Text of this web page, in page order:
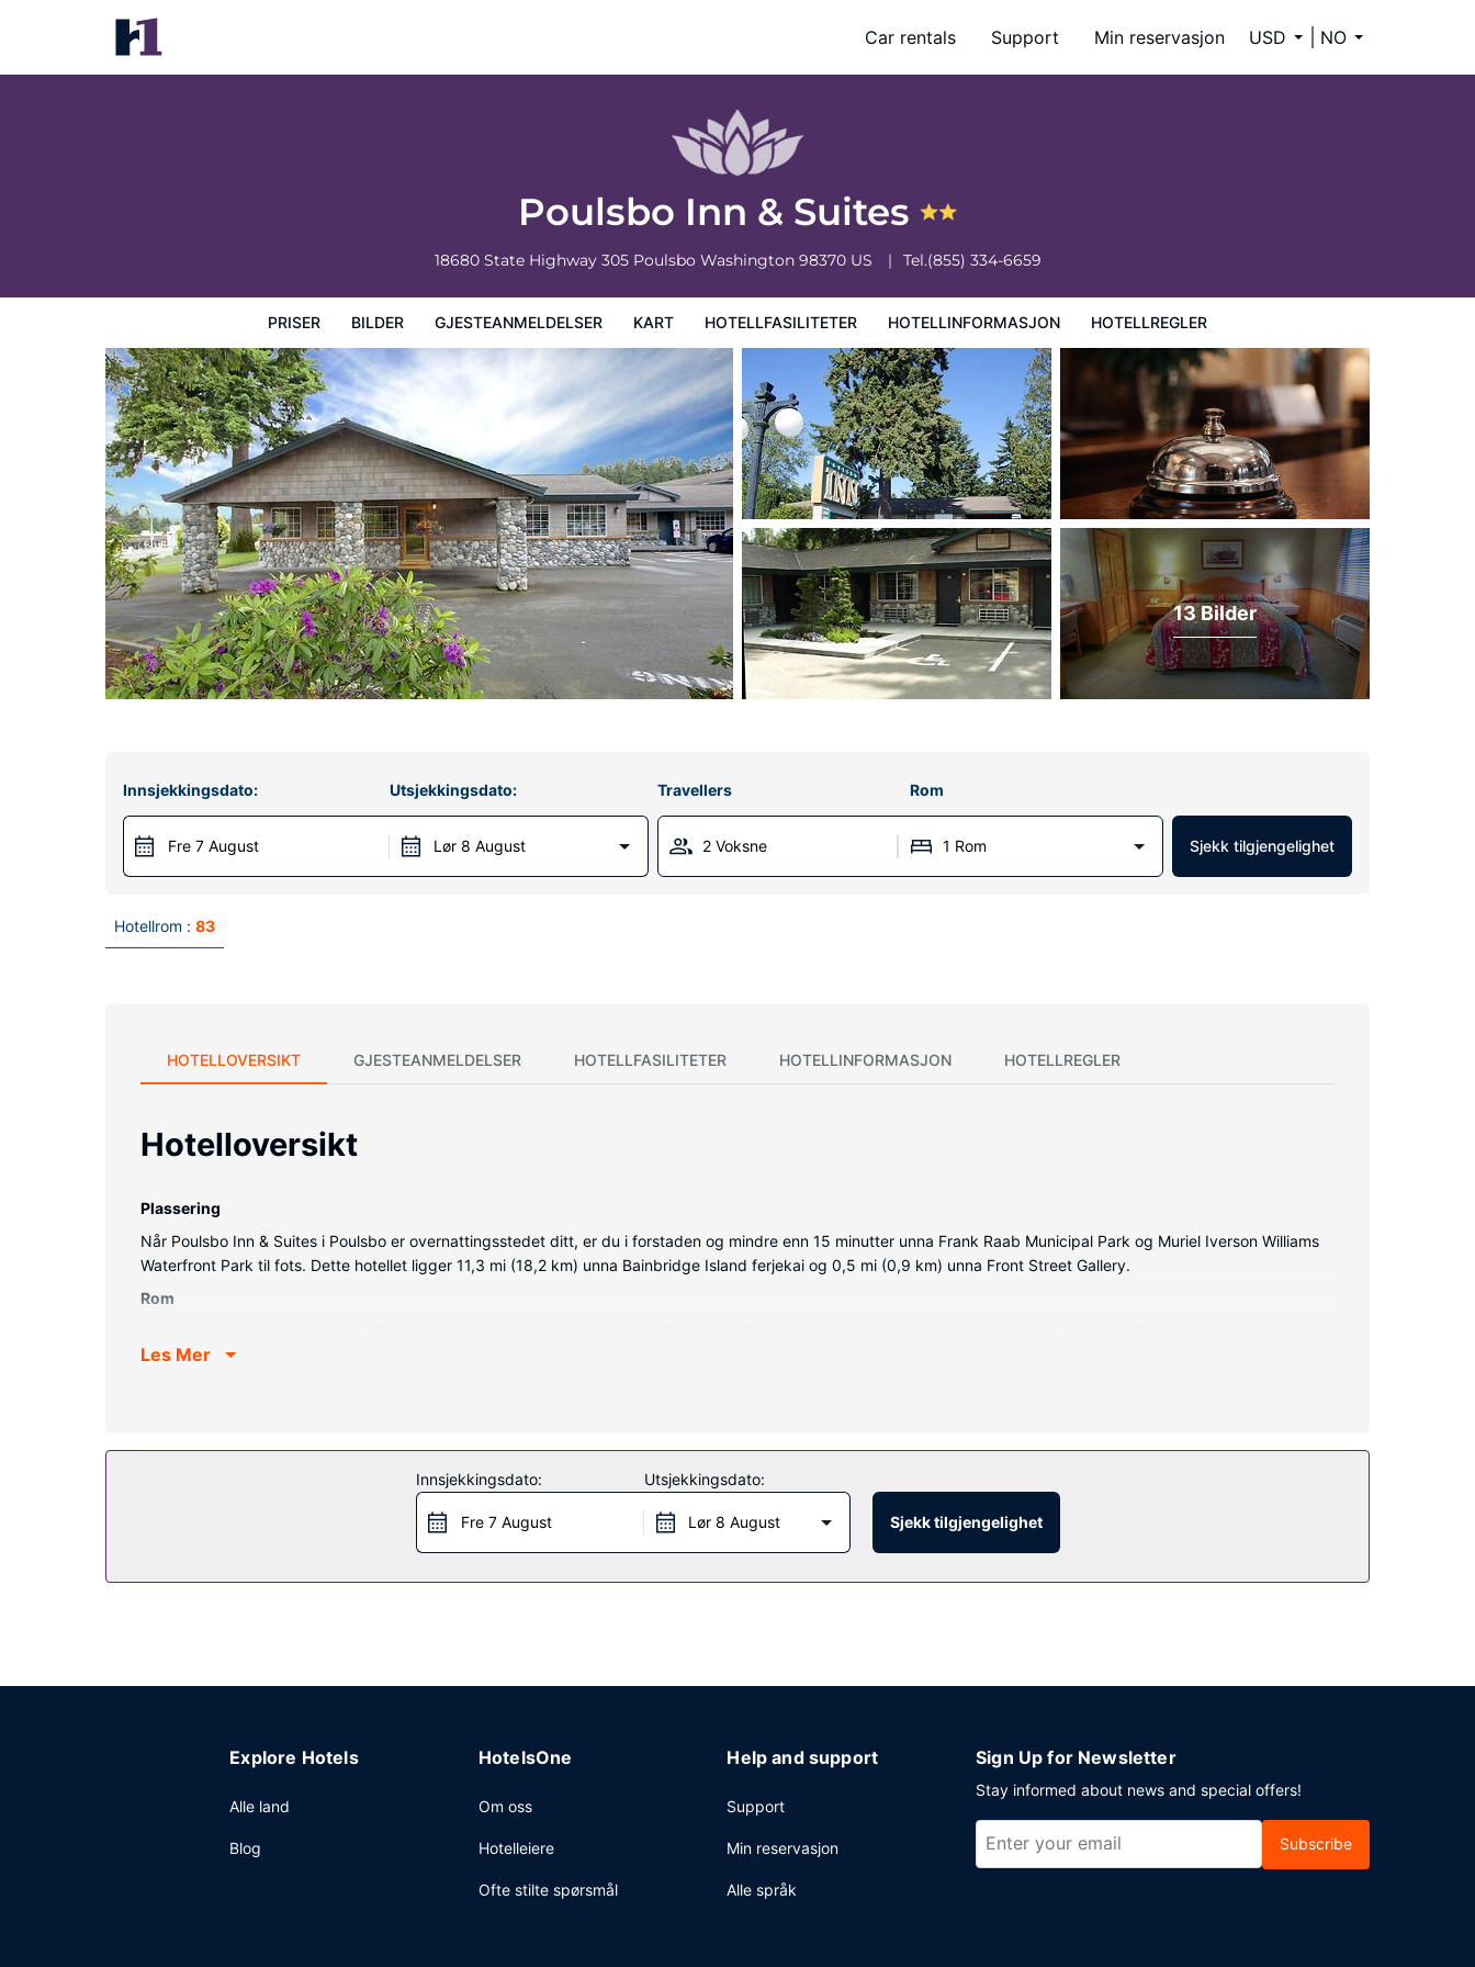
Car rentals Support Min reservasjon USD NO
Poulsbo Inn & Suites
18680 State Highway 305 Poulsbo Washington 98370 US Tel.(855) 334-6659
PRISER BILDER GJESTEANMELDELSER KART HOTELLFASILITETER HOTELLINFORMASJON HOTELLREGLER
Poulsbo Inn & Suites
Priser
13 Bilder
Innsjekkingsdato:
Fre 7 August
Utsjekkingsdato:
Lør 8 August
Travellers Rom
2 Voksne 1 Rom Sjekk tilgjengelighet
Hotellrom : 83
HOTELLOVERSIKT GJESTEANMELDELSER HOTELLFASILITETER HOTELLINFORMASJON HOTELLREGLER
Hotelloversikt
Plassering
Når Poulsbo Inn & Suites i Poulsbo er overnattingsstedet ditt, er du i forstaden og mindre enn 15 minutter unna Frank Raab Municipal Park og Muriel Iverson Williams
Waterfront Park til fots. Dette hotellet ligger 11,3 mi (18,2 km) unna Bainbridge Island ferjekai og 0,5 mi (0,9 km) unna Front Street Gallery.
Rom
underholdningen er sikret med kabel-TV. Rommene har privat bad med kombinert dusj/badekar, toalettartikler (inkludert) og hårføner. Rommet har skrivebord og
også wi-fi (inkludert), peis i lobbyen og salgsautomat.
Gjester har tilgang til blant annet et døgnåpent forretningssenter, en døgnåpen resepsjon og bagasjeoppbevaring. Gjestene tilbys ubetjent parkering (inkludert) på
Les Mer
Innsjekkingsdato:
Fre 7 August
Utsjekkingsdato:
Lør 8 August Sjekk tilgjengelighet
Explore Hotels
Alle land
Blog
HotelsOne
Om oss
Hotelleiere
Ofte stilte spørsmål
Help and support
Support
Min reservasjon
Alle språk
Sign Up for Newsletter
Stay informed about news and special offers!
Subscribe